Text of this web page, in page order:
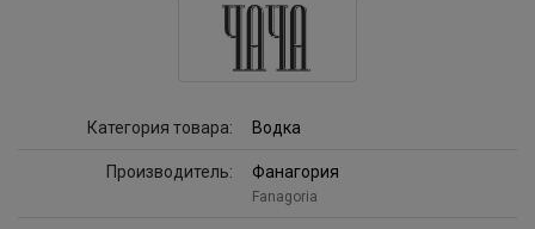
Категория товара: Водка
Производитель: Фанагория
Fanagoria